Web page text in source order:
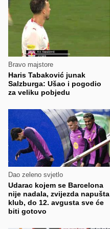
Bravo majstore
Haris Tabaković junak
Salzburga: Ušao i pogodio
za veliku pobjedu
Dao zeleno svjetlo
Udarac kojem se Barcelona
nije nadala, zvijezda napušta
klub, do 12. avgusta sve će
biti gotovo